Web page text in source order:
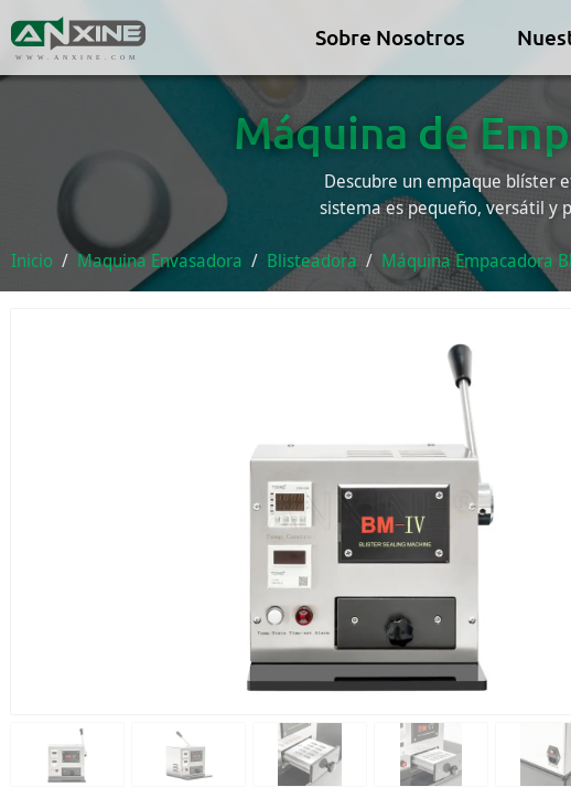
WWW.ANXINE.COM
Sobre Nosotros
Máquina de
Descubre un empaque blíster
sistema es pequeño, versátil y
Inicio
Maquina Envasadora Blisteadora Máquina Empacadora